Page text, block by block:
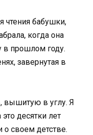
чтения бабушки,
когда она
в прошлом году.
завернутая в
вышитую в углу. Я
десятки лет
о своем детстве.